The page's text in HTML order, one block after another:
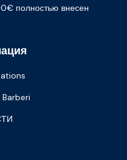
Barberi
полностью внесен